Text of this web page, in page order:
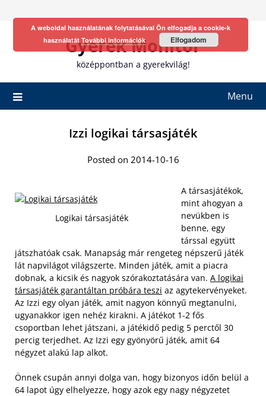
Gyerek Monitor
középpontban a gyerekvilág!
Menu
Izzi logikai társasjáték
Posted on 2014-10-16
Logikai társasjáték
A társasjátékok,
mint ahogyan a
nevükben is
benne, egy
társsal együtt
játszhatóak csak. Manapság már rengeteg népszerű játék
lát napvilágot világszerte. Minden játék, amit a piacra
dobnak, a kicsik és nagyok szórakoztatására van. A logikai
társasjáték garantáltan próbára teszi az agytekervényeket.
Az Izzi egy olyan játék, amit nagyon könnyű megtanulni,
ugyanakkor igen nehéz kirakni. A játékot 1-2 fős
csoportban lehet játszani, a játékidő pedig 5 perctől 30
percig terjedhet. Az Izzi egy gyönyörű játék, amit 64
négyzet alakú lap alkot.
Önnek csupán annyi dolga van, hogy bizonyos időn belül a
64 lapot úgy elhelyezze, hogy azok egy nagy négyzetet
A weboldal használatának folytatásával Ön elfogadja a cookie-k
használatát További információk Elfogadom